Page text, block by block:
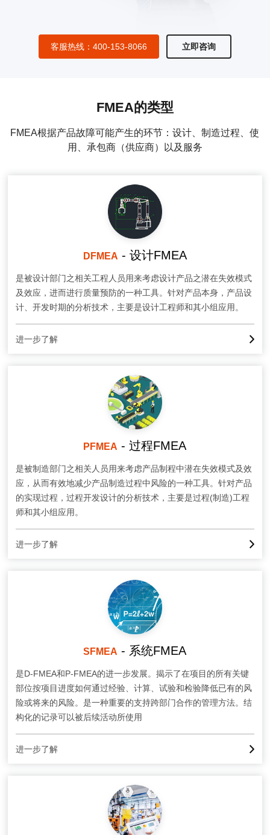
客服热线：400-153-8066 立即咨询
FMEA的类型
FMEA根据产品故障可能产生的环节：设计、制造过程、使
用、承包商（供应商）以及服务
DFMEA - 设计FMEA
是被设计部门之相关工程人员用来考虑设计产品之潜在失效模式
及效应，进而进行质量预防的一种工具。针对产品本身，产品设
计、开发时期的分析技术，主要是设计工程师和其小组应用。
进一步了解
PFMEA - 过程FMEA
是被制造部门之相关人员用来考虑产品制程中潜在失效模式及效
应，从而有效地减少产品制造过程中风险的一种工具。针对产品
的实现过程，过程开发设计的分析技术，主要是过程(制造)工程
师和其小组应用。
进一步了解
SFMEA - 系统FMEA
是D-FMEA和P-FMEA的进一步发展。揭示了在项目的所有关键
部位按项目进度如何通过经验、计算、试验和检验降低已有的风
险或将来的风险。是一种重要的支持跨部门合作的管理方法。结
构化的记录可以被后续活动所使用
进一步了解